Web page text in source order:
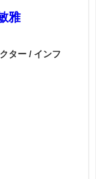
雅
ター / インフ